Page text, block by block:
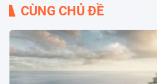
CÙNG CHỦ ĐỀ